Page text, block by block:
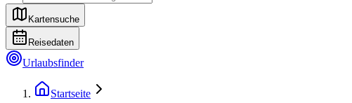
Kartensuche
Reisedaten
Urlaubsfinder
Startseite